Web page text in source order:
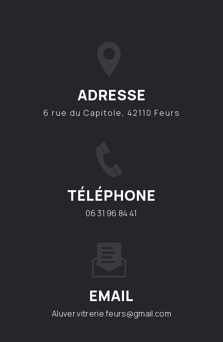
ADRESSE
6 rue du Capitole, 42110 Feurs
TÉLÉPHONE
06 31 96 84 41
EMAIL
aluver.vitrerie.feurs@gmail.com